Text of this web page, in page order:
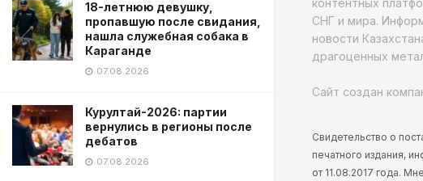
18-летнюю девушку,
пропавшую после свидания,
нашла служебная собака в
Караганде
07.08.2026
Курултай-2026: партии
вернулись в регионы после
дебатов
07.08.2026
СНГ и мира.
новости
драгоценных
Сайт создан
Свидетельство о
печатного издания,
от 11.08.2017 года.